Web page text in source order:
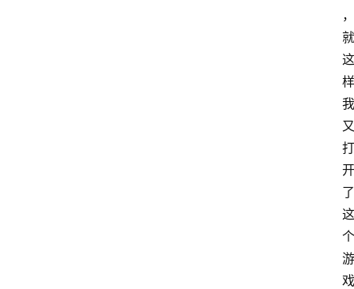
，
就
这
样
我
又
打
开
了
这
个
游
戏